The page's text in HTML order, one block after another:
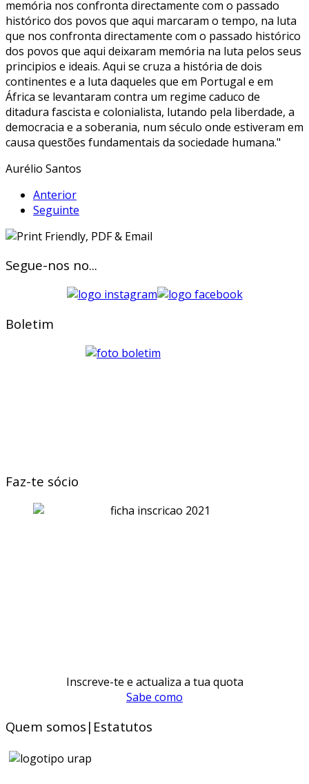
memória nos confronta directamente com o passado
histórico dos povos que aqui marcaram o tempo, na luta
que nos confronta directamente com o passado histórico
dos povos que aqui deixaram memória na luta pelos seus
principios e ideais. Aqui se cruza a história de dois
continentes e a luta daqueles que em Portugal e em
África se levantaram contra um regime caduco de
ditadura fascista e colonialista, lutando pela liberdade, a
democracia e a soberania, num século onde estiveram em
causa questões fundamentais da sociedade humana."
Aurélio Santos
Anterior
Seguinte
Segue-nos no...
Boletim
Faz-te sócio
Inscreve-te e actualiza a tua quota
Sabe como
Quem somos|Estatutos